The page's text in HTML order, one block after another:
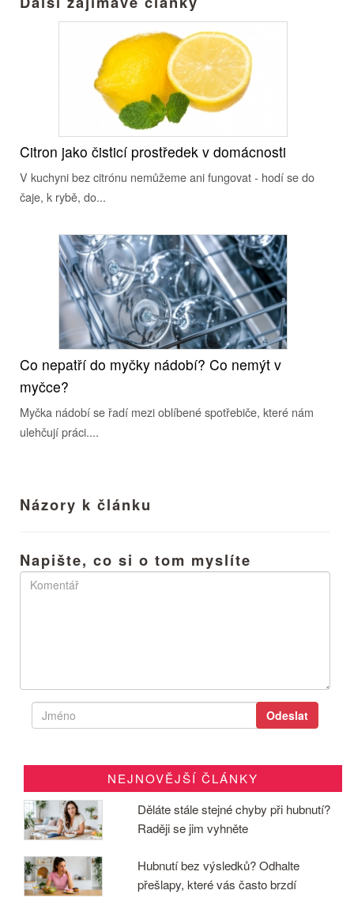
Citron jako čisticí prostředek v domácnosti
V kuchyni bez citrónu nemůžeme ani fungovat - hodí se do
čaje, k rybě, do...
Co nepatří do myčky nádobí? Co nemýt v
myčce?
Myčka nádobí se řadí mezi oblíbené spotřebiče, které nám
ulehčují práci....
Názory k článku
Napište, co si o tom myslíte
NEJNOVĚJŠÍ ČLÁNKY
Děláte stále stejné chyby při hubnutí?
Raději se jim vyhněte
Hubnutí bez výsledků? Odhalte
přešlapy, které vás často brzdí